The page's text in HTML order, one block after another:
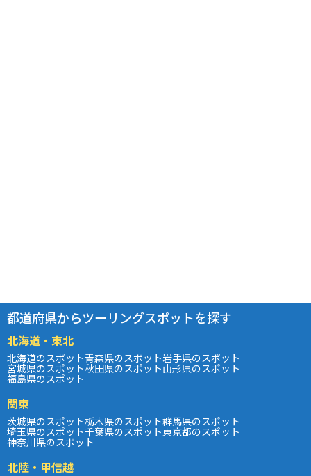
都道府県からツーリングスポットを探す
北海道・東北
北海道のスポット青森県のスポット岩手県のスポット
宮城県のスポット秋田県のスポット山形県のスポット
福島県のスポット
関東
茨城県のスポット栃木県のスポット群馬県のスポット
埼玉県のスポット千葉県のスポット東京都のスポット
神奈川県のスポット
北陸・甲信越